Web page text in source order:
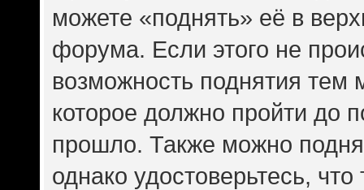
можете «поднять» её в
форума. Если этого не
возможность поднятия тем
которое должно пройти до
прошло. Также можно
однако удостоверьтесь,